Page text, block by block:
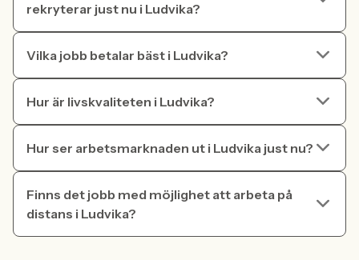
rekryterar just nu i Ludvika?
Vilka jobb betalar bäst i Ludvika?
Hur är livskvaliteten i Ludvika?
Hur ser arbetsmarknaden ut i Ludvika just nu?
Finns det jobb med möjlighet att arbeta på
distans i Ludvika?